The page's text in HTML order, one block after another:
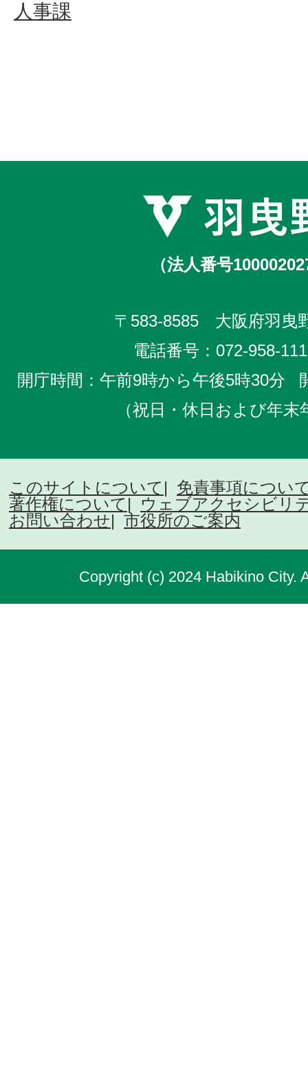
人事課
（法人番号
〒583-8585 大阪府羽曳
電話番号： 072-958-
開庁時間：午前9時から午後5時30分
（祝日・休日および年
このサイトについて
免責事項につい
著作権について
ウェブアクセシビリ
お問い合わせ
市役所のご案内
Copyright (c) 2024 Habikino City.